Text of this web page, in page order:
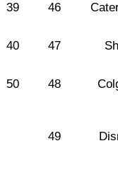
39 46
40 47
50 48
49